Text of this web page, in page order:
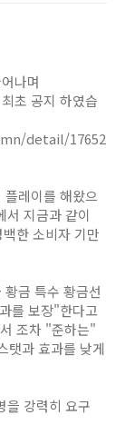
나며
초 공지 하였습
detail/17652
레이를 해왔으
서 지금과 같이
한 소비자 기만
금 특수 황금선
를 보장"한다고
조차 "준하는"
탯과 효과를 낮게
을 강력히 요구